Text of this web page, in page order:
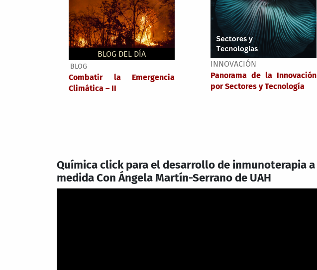
BLOG DEL DÍA
BLOG
Combatir la Emergencia
Climática – II
INNOVACIÓN
Panorama de la Innovación
por Sectores y Tecnología
Química click para el desarrollo de inmunoterapia a
medida Con Ángela Martín-Serrano de UAH